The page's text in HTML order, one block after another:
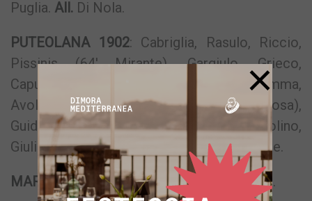
Puglia. All. Di Nola.
PUTEOLANA 1902: Cabriglia, Rasulo, Riccio,
Pissinis (64′ Mirante), Gargiulo, Grieco,
Capuano A. (73′ Esposito Ge.), Auriemma,
Avolio (76′ Vaccaro), La Pietra (91′ De Rosa),
Guidone (82′ Amato).A disposizione
: Alcolino,
Giuliani, Antonazzo, Capuano C.
All. Correale.
MARCATORI : 17′ e 59′ Evacuo, 84′ Todisco.
×